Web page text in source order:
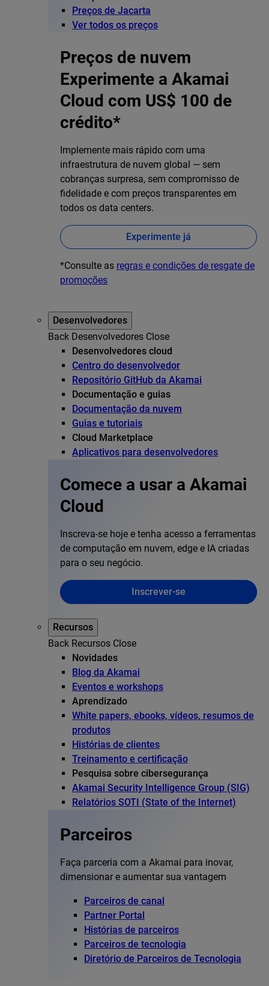
Preços de Jacarta
Ver todos os preços
Preços de nuvem
Experimente a Akamai
Cloud com US$ 100 de
crédito*
Implemente mais rápido com uma
infraestrutura de nuvem global — sem
cobranças surpresa, sem compromisso de
fidelidade e com preços transparentes em
todos os data centers.
Experimente já
*Consulte as regras e condições de resgate de
promoções
Desenvolvedores
Back Desenvolvedores Close
Desenvolvedores cloud
Centro do desenvolvedor
Repositório GitHub da Akamai
Documentação e guias
Documentação da nuvem
Guias e tutoriais
Cloud Marketplace
Aplicativos para desenvolvedores
Comece a usar a Akamai
Cloud
Inscreva-se hoje e tenha acesso a ferramentas
de computação em nuvem, edge e IA criadas
para o seu negócio.
Inscrever-se
Recursos
Back Recursos Close
Novidades
Blog da Akamai
Eventos e workshops
Aprendizado
White papers, ebooks, vídeos, resumos de
produtos
Histórias de clientes
Treinamento e certificação
Pesquisa sobre cibersegurança
Akamai Security Intelligence Group (SIG)
Relatórios SOTI (State of the Internet)
Parceiros
Faça parceria com a Akamai para inovar,
dimensionar e aumentar sua vantagem
Parceiros de canal
Partner Portal
Histórias de parceiros
Parceiros de tecnologia
Diretório de Parceiros de Tecnologia